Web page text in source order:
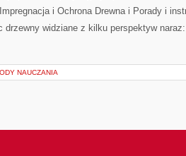
i Ochrona Drewna i Porady i
drzewny widziane z kilku perspektyw
NAUCZANIA